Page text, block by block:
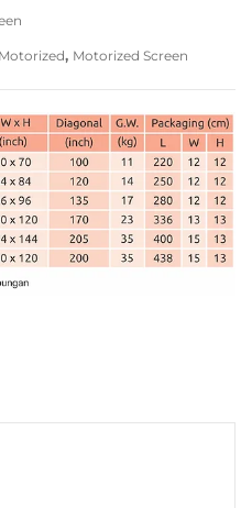
Motorized, Motorized Screen